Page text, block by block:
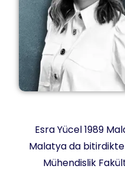
Esra Yücel 1989
Malatya da
Mühendislik